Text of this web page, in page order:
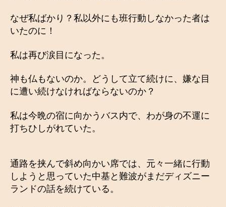
なぜ私ばかり？私以外にも班行動しなかった者は
いたのに！
私は再び涙目になった。
神も仏もないのか。どうして立て続けに、嫌な目
に遭い続けなければならないのか？
私は今晩の宿に向かうバス内で、わが身の不運に
打ちひしがれていた。
通路を挟んで斜め向かい席では、元々一緒に行動
しようと思っていた中基と難波がまだディズニー
ランドの話を続けている。